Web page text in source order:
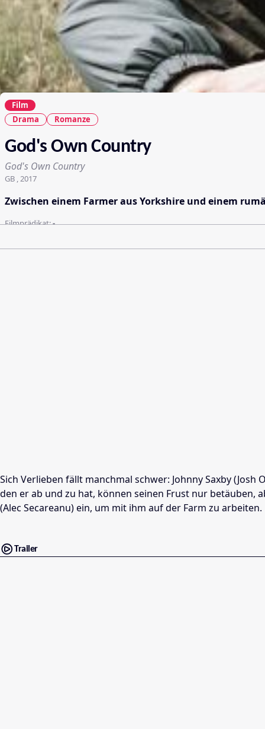
Film
Drama
Romanze
God's Own Country
God's Own Country
GB , 2017
Zwischen einem Farmer aus Yorkshire und einem
Filmprädikat:-
Sich Verlieben fällt manchmal schwer: Johnny Saxby
den er ab und zu hat, können seinen Frust nur betäuben,
(Alec Secareanu) ein, um mit ihm auf der Farm zu
Trailer